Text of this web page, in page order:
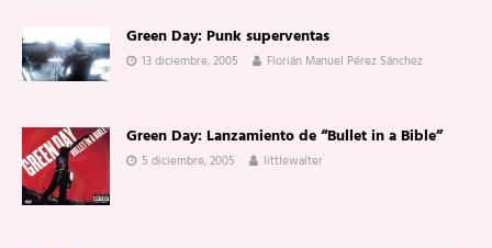
Green Day: Punk superventas
13 diciembre, 2005 Florián Manuel Pérez Sánchez
Green Day: Lanzamiento de “Bullet in a Bible”
5 diciembre, 2005 littlewalter